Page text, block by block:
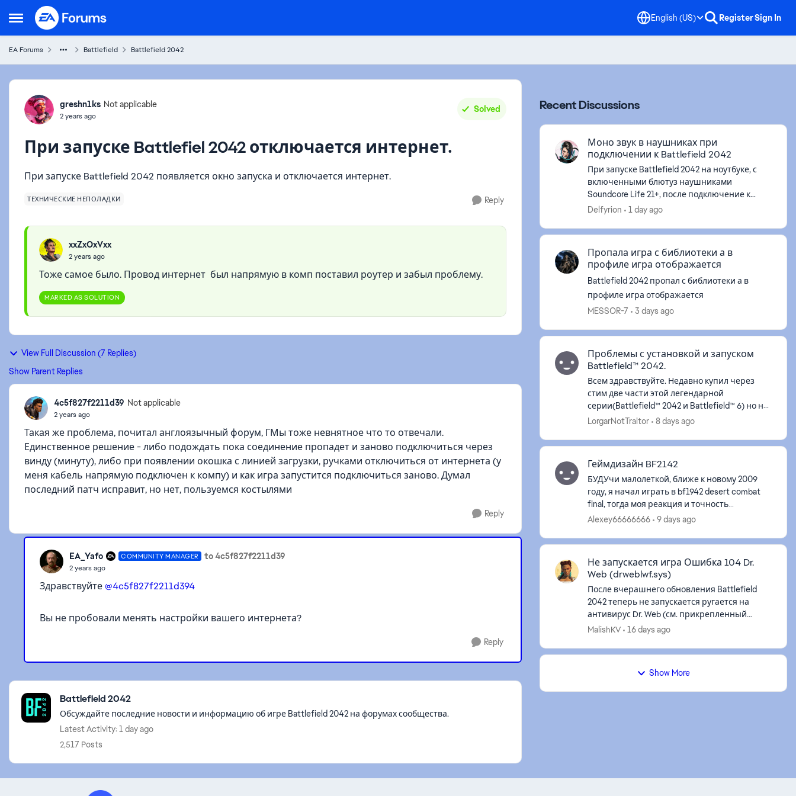
Open Side Menu
Skip to content English (US) RegisterSign In
EA Forums Battlefield Battlefield 2042
Forum Discussion
greshn1ks Not applicable
2 years ago
Solved
При запуске Battlefiel 2042 отключается интернет.
При запуске Battlefield 2042 появляется окно запуска и отключается интернет.
ТЕХНИЧЕСКИЕ НЕПОЛАДКИ Reply
xxZxOxVxx
2 years ago
Тоже самое было. Провод интернет был напрямую в комп поставил роутер и забыл проблему.
MARKED AS SOLUTION
View Full Discussion (7 Replies)
Show Parent Replies
4c5f827f2211d39 Not applicable
2 years ago
Такая же проблема, почитал англоязычный форум, ГМы тоже невнятное что то отвечали.
Единственное решение - либо подождать пока соединение пропадет и заново подключиться через
винду (минуту), либо при появлении окошка с линией загрузки, ручками отключиться от интернета (у
меня кабель напрямую подключен к компу) и как игра запустится подключиться заново. Думал
последний патч исправит, но нет, пользуемся костылями
Reply
EA_Yafo COMMUNITY MANAGER to 4c5f827f2211d39
2 years ago
Здравствуйте @4c5f827f2211d394
Вы не пробовали менять настройки вашего интернета?
Reply
Featured Places
Battlefield 2042
Обсуждайте последние новости и информацию об игре Battlefield 2042 на форумах сообщества.
Latest Activity: 1 day ago
2,517 Posts
Recent Discussions
Моно звук в наушниках при
подключении к Battlefield 2042
При запуске Battlefield 2042 на ноутбуке, с
включенными блютуз наушниками
Soundcore Life 21+, после подключение к
сетевым службам звук вместо стерео
стоит ...
Delfyrion 1 day ago
Пропала игра с библиотеки а в
профиле игра отображается
Battlefield 2042 пропал с библиотеки а в
профиле игра отображается
MESSOR-7
3 days ago
Проблемы с установкой и запуском
Battlefield™ 2042.
Всем здравствуйте. Недавно купил через
стим две части этой легендарной
серии(Battlefield™ 2042 и Battlefield™ 6) но не
могу поиграть. После скачивания во время
LorgarNotTraitor 8 days ago
Геймдизайн BF2142
БУДУчи малолеткой, ближе к новому 2009
году, я начал играть в bf1942 desert combat
final, тогда моя реакция и точность
попадания бомбами самолётов была
нынче ...
Alexey66666666 9 days ago
Не запускается игра Ошибка 104 Dr.
Web (drweblwf.sys)
После вчерашнего обновления Battlefield
2042 теперь не запускается ругается на
антивирус Dr. Web (см. прикрепленный
скрин). Попробовал разные решения
антивир...
MalishKV 16 days ago
Show More